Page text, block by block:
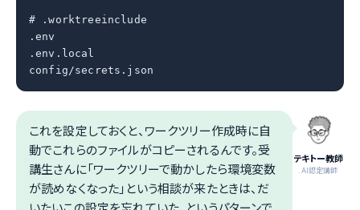
# .worktreeinclude
.env
.env.local
config/secrets.json
テキトー教師
.AI認定講師
これを設定しておくと、ワークツリー作成時に自
動でこれらのファイルがコピーされるんです。受
講生さんに「ワークツリーで動かしたら環境変数
が読めなくなった」という相談が来たときは、だ